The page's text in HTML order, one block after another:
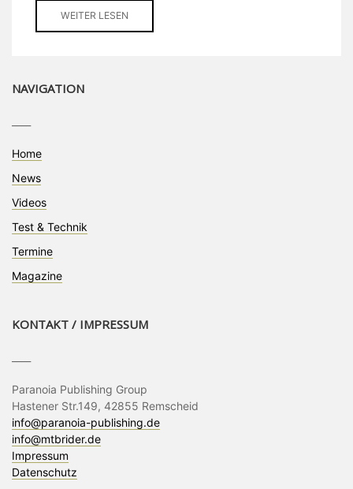
WEITER LESEN
NAVIGATION
Home
News
Videos
Test & Technik
Termine
Magazine
KONTAKT / IMPRESSUM
Paranoia Publishing Group
Hastener Str.149, 42855 Remscheid
info@paranoia-publishing.de
info@mtbrider.de
Impressum
Datenschutz